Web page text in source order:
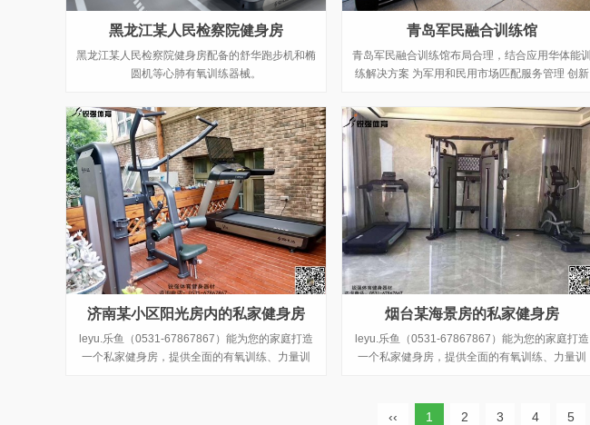
黑龙江某人民检察院健身房
黑龙江某人民检察院健身房配备的舒华跑步机和椭
圆机等心肺有氧训练器械。
青岛军民融合训练馆
青岛军民融合训练馆布局合理，结合应用华体能训
练解决方案 为军用和民用市场匹配服务管理 创新
济南某小区阳光房内的私家健身房
leyu.乐鱼（0531-67867867）能为您的家庭打造
一个私家健身房，提供全面的有氧训练、力量训
烟台某海景房的私家健身房
leyu.乐鱼（0531-67867867）能为您的家庭打造
一个私家健身房，提供全面的有氧训练、力量训
家庭实现健康目标。
‹‹ 1 2 3 4 5